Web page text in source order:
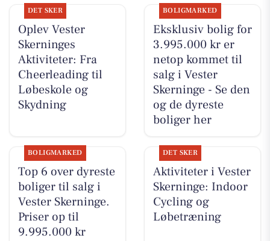
DET SKER
Oplev Vester
Skerninges
Aktiviteter: Fra
Cheerleading til
Løbeskole og
Skydning
BOLIGMARKED
Eksklusiv bolig for
3.995.000 kr er
netop kommet til
salg i Vester
Skerninge - Se den
og de dyreste
boliger her
BOLIGMARKED
Top 6 over dyreste
boliger til salg i
Vester Skerninge.
Priser op til
9.995.000 kr
DET SKER
Aktiviteter i Vester
Skerninge: Indoor
Cycling og
Løbetræning